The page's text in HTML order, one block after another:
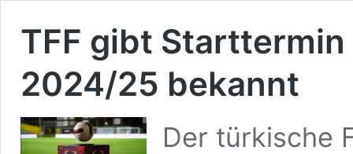
TFF gibt
2024/25 bekannt
Der türkische